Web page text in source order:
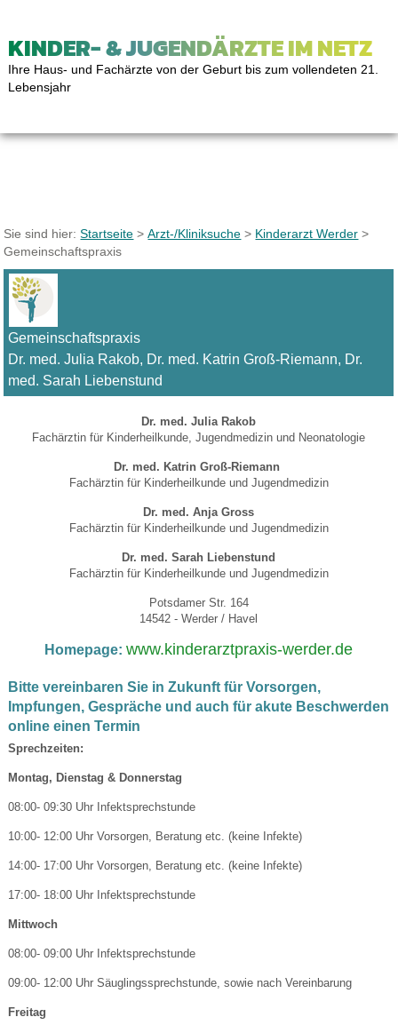
KINDER- & JUGENDÄRZTE IM NETZ
Ihre Haus- und Fachärzte von der Geburt bis zum vollendeten 21.
Lebensjahr
Sie sind hier:Startseite >Arzt-/Kliniksuche > Kinderarzt Werder >
Gemeinschaftspraxis
Gemeinschaftspraxis
Dr. med. Julia Rakob, Dr. med. Katrin Groß-Riemann, Dr.
med. Sarah Liebenstund
Dr. med. Julia Rakob
Fachärztin für Kinderheilkunde, Jugendmedizin und Neonatologie
Dr. med. Katrin Groß-Riemann
Fachärztin für Kinderheilkunde und Jugendmedizin
Dr. med. Anja Gross
Fachärztin für Kinderheilkunde und Jugendmedizin
Dr. med. Sarah Liebenstund
Fachärztin für Kinderheilkunde und Jugendmedizin
Potsdamer Str. 164
14542 - Werder / Havel
Homepage:www.kinderarztpraxis-werder.de
Bitte vereinbaren Sie in Zukunft für Vorsorgen,
Impfungen, Gespräche und auch für akute Beschwerden
online einen Termin
Sprechzeiten:
Montag, Dienstag & Donnerstag
08:00- 09:30 Uhr Infektsprechstunde
10:00- 12:00 Uhr Vorsorgen, Beratung etc. (keine Infekte)
14:00- 17:00 Uhr Vorsorgen, Beratung etc. (keine Infekte)
17:00- 18:00 Uhr Infektsprechstunde
Mittwoch
08:00- 09:00 Uhr Infektsprechstunde
09:00- 12:00 Uhr Säuglingssprechstunde, sowie nach Vereinbarung
Freitag